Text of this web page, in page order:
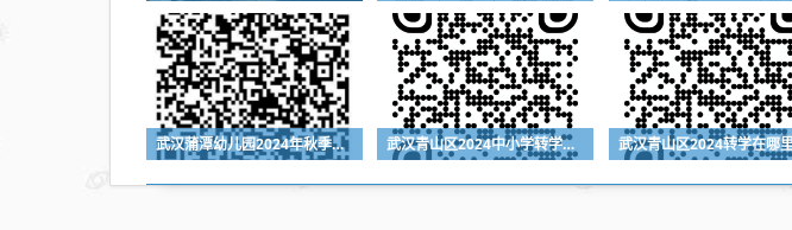
武汉蒲潭幼儿园2024年秋季招生公告（附报名时间+报名入口） 武汉青山区2024中小学转学流程（登记入口+时间+材料）